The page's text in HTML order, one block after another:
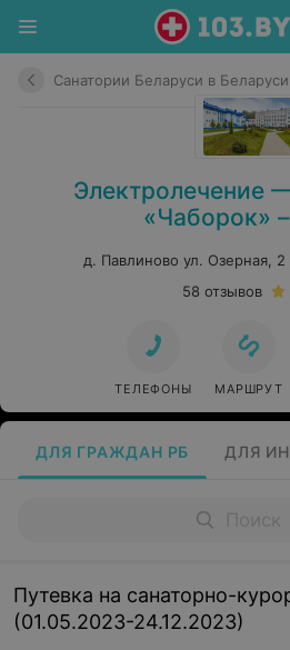
Санатории Беларуси в Беларуси
Электролечение
«Чаборок»
д. Павлиново ул. Озерная, 2
58 отзывов
ТЕЛЕФОНЫ МАРШРУТ
ДЛЯ ГРАЖДАН РБ ДЛЯ
Путевка на санаторно-
(01.05.2023-24.12.2023)